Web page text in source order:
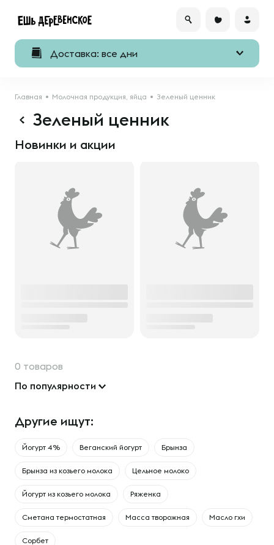
Доставка: все дни
Главная Молочная продукция, яйца Зеленый ценник
Зеленый ценник
Новинки и акции
0 товаров
По популярности
Другие ищут:
Йогурт 4% Веганский йогурт Брынза
Брынза из козьего молока Цельное молоко
Йогурт из козьего молока Ряженка
Сметана термостатная Масса творожная Масло гхи
Сорбет